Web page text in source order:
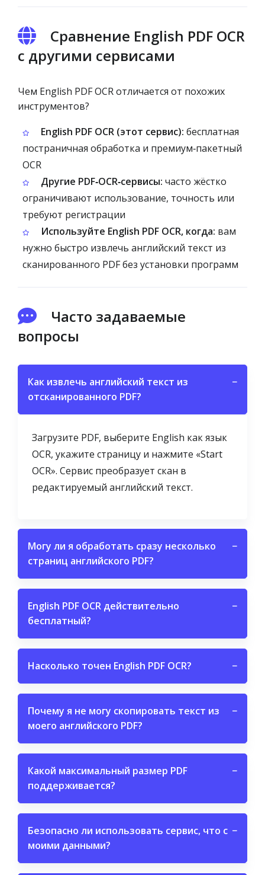
Сравнение English PDF OCR
с другими сервисами
Чем English PDF OCR отличается от похожих
инструментов?
English PDF OCR (этот сервис): бесплатная
постраничная обработка и премиум‑пакетный
OCR
Другие PDF‑OCR‑сервисы: часто жёстко
ограничивают использование, точность или
требуют регистрации
Используйте English PDF OCR, когда: вам
нужно быстро извлечь английский текст из
сканированного PDF без установки программ
Часто задаваемые
вопросы
Как извлечь английский текст из
отсканированного PDF?
−
Загрузите PDF, выберите English как язык
OCR, укажите страницу и нажмите «Start
OCR». Сервис преобразует скан в
редактируемый английский текст.
Могу ли я обработать сразу несколько
страниц английского PDF?
−
English PDF OCR действительно
бесплатный?
−
Насколько точен English PDF OCR? −
Почему я не могу скопировать текст из
моего английского PDF?
−
Какой максимальный размер PDF
поддерживается?
−
Безопасно ли использовать сервис, что с
моими данными?
−